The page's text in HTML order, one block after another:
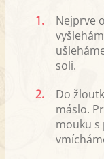
1.
Nejprve
soli.
2.
Do
máslo.
mouku s